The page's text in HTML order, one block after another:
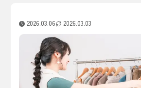
2026.03.06 2026.03.03